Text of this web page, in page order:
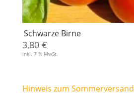
Schwarze Birne
3,80 €
inkl. 7 % MwSt.
Hinweis zum Sommerversand